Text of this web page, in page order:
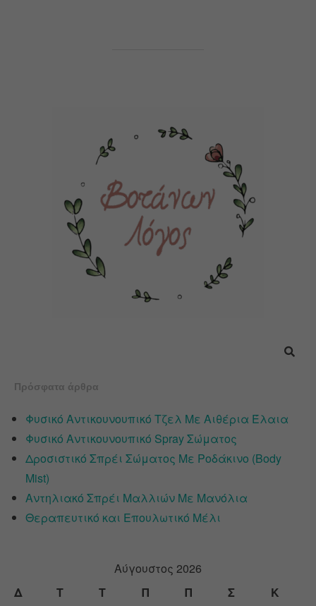
Πρόσφατα άρθρα
Φυσικό Αντικουνουπικό Τζελ Με Αιθέρια Έλαια
Φυσικό Αντικουνουπικό Spray Σώματος
Δροσιστικό Σπρέι Σώματος Με Ροδάκινο (Body
Mist)
Αντηλιακό Σπρέι Μαλλιών Με Μανόλια
Θεραπευτικό και Επουλωτικό Μέλι
Αύγουστος 2026
Δ
Τ Τ Π Π Σ Κ